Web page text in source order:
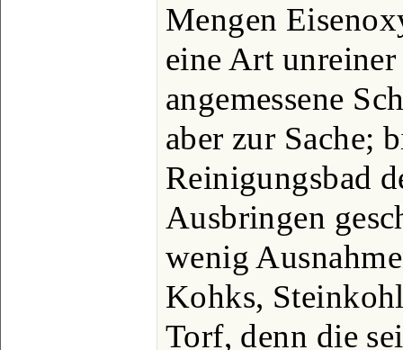
Mengen
eine Art
angemessene
aber zur Sache;
Reinigungsbad
Ausbringen
wenig
Kohks,
Torf, denn die